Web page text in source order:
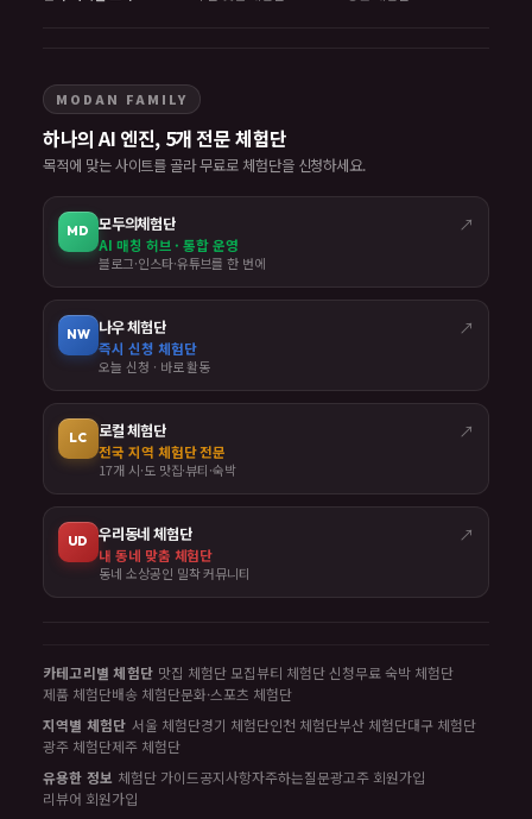
MODAN FAMILY
하나의 AI 엔진, 5개 전문 체험단
목적에 맞는 사이트를 골라 무료로 체험단을 신청하세요.
MD 모두의체험단 ↗
AI 매칭 허브 · 통합 운영
블로그·인스타·유튜브를 한 번에
NW 나우 체험단 ↗
즉시 신청 체험단
오늘 신청 · 바로 활동
LC 로컬 체험단 ↗
전국 지역 체험단 전문
17개 시·도 맛집·뷰티·숙박
UD 우리동네 체험단 ↗
내 동네 맞춤 체험단
동네 소상공인 밀착 커뮤니티
카테고리별 체험단 맛집 체험단 모집뷰티 체험단 신청무료 숙박 체험단
제품 체험단배송 체험단문화·스포츠 체험단
지역별 체험단 서울 체험단경기 체험단인천 체험단부산 체험단대구 체험단
광주 체험단제주 체험단
유용한 정보 체험단 가이드공지사항자주하는질문광고주 회원가입
리뷰어 회원가입